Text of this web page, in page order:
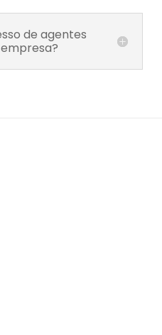
de agentes